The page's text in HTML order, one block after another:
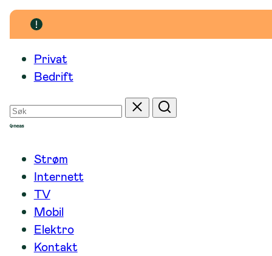
Hopp
Privat
Bedrift
Søk
etter
Tilbakestill
Søk
Strøm
Internett
TV
Mobil
Elektro
Kontakt